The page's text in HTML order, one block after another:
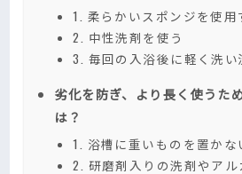
1. 柔らかいスポンジを使用
2. 中性洗剤を使う
3. 毎回の入浴後に軽く洗い
劣化を防ぎ、より長く使うた
は？
1. 浴槽に重いものを置かな
2. 研磨剤入りの洗剤やア